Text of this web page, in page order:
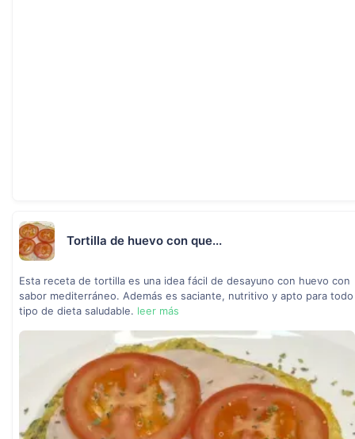
Tortilla de huevo con que...
Esta receta de tortilla es una idea fácil de desayuno con huevo con
sabor mediterráneo. Además es saciante, nutritivo y apto para todo
tipo de dieta saludable. leer más